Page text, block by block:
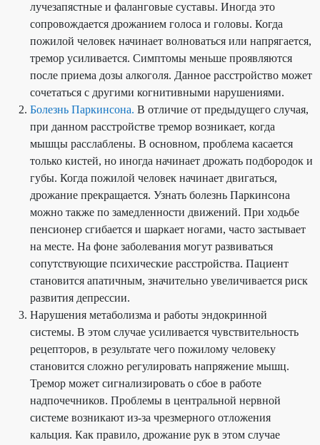
лучезапястные и фаланговые суставы. Иногда это
сопровождается дрожанием голоса и головы. Когда
пожилой человек начинает волноваться или напрягается,
тремор усиливается. Симптомы меньше проявляются
после приема дозы алкоголя. Данное расстройство может
сочетаться с другими когнитивными нарушениями.
Болезнь Паркинсона. В отличие от предыдущего случая,
при данном расстройстве тремор возникает, когда
мышцы расслаблены. В основном, проблема касается
только кистей, но иногда начинает дрожать подбородок и
губы. Когда пожилой человек начинает двигаться,
дрожание прекращается. Узнать болезнь Паркинсона
можно также по замедленности движений. При ходьбе
пенсионер сгибается и шаркает ногами, часто застывает
на месте. На фоне заболевания могут развиваться
сопутствующие психические расстройства. Пациент
становится апатичным, значительно увеличивается риск
развития депрессии.
Нарушения метаболизма и работы эндокринной
системы. В этом случае усиливается чувствительность
рецепторов, в результате чего пожилому человеку
становится сложно регулировать напряжение мышц.
Тремор может сигнализировать о сбое в работе
надпочечников. Проблемы в центральной нервной
системе возникают из-за чрезмерного отложения
кальция. Как правило, дрожание рук в этом случае